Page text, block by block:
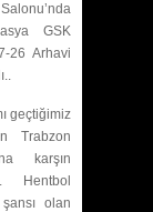
GSK
26 Arhavi
geçtiğimiz
Trabzon
karşın
Hentbol
olan